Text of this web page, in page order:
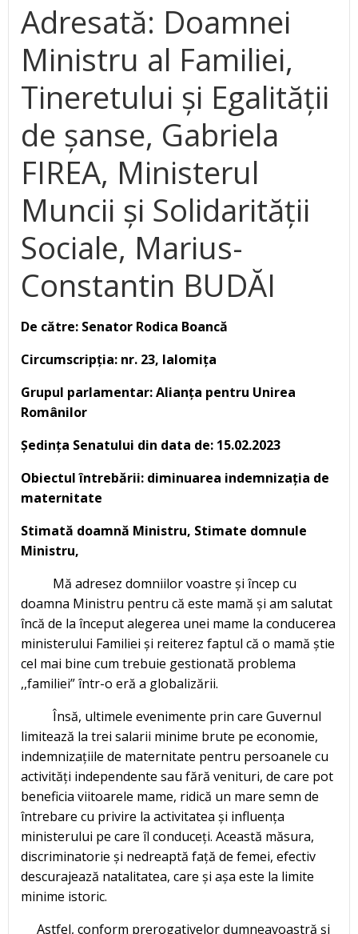
Adresată: Doamnei
Ministru al Familiei,
Tineretului și Egalității
de șanse, Gabriela
FIREA, Ministerul
Muncii și Solidarității
Sociale, Marius-
Constantin BUDĂI
De către: Senator Rodica Boancă
Circumscripția: nr. 23, Ialomița
Grupul parlamentar: Alianța pentru Unirea
Românilor
Ședința Senatului din data de: 15.02.2023
Obiectul întrebării: diminuarea indemnizația de
maternitate
Stimată doamnă Ministru, Stimate domnule
Ministru,
Mă adresez domniilor voastre și încep cu
doamna Ministru pentru că este mamă și am salutat
încă de la început alegerea unei mame la conducerea
ministerului Familiei și reiterez faptul că o mamă știe
cel mai bine cum trebuie gestionată problema
,,familiei” într-o eră a globalizării.
Însă, ultimele evenimente prin care Guvernul
limitează la trei salarii minime brute pe economie,
indemnizațiile de maternitate pentru persoanele cu
activități independente sau fără venituri, de care pot
beneficia viitoarele mame, ridică un mare semn de
întrebare cu privire la activitatea și influența
ministerului pe care îl conduceți. Această măsura,
discriminatorie și nedreaptă față de femei, efectiv
descurajează natalitatea, care și așa este la limite
minime istoric.
Astfel, conform prerogativelor dumneavoastră și